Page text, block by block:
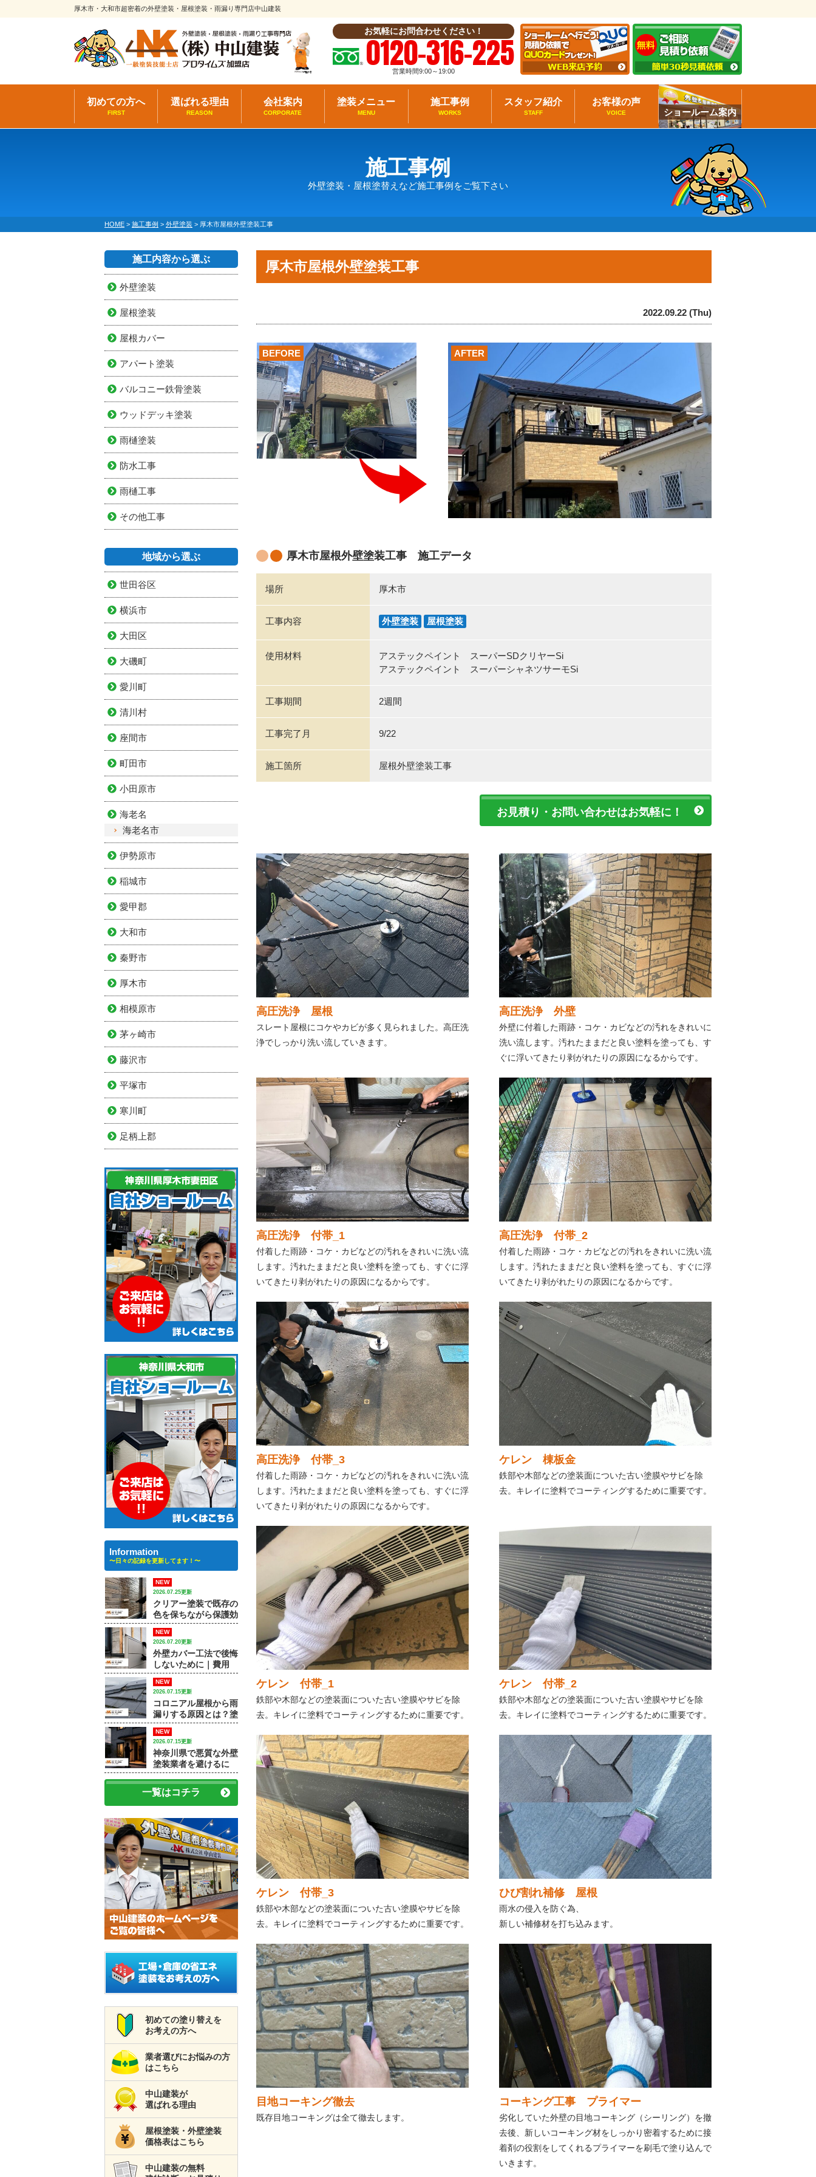
厚木市・大和市超密着の外壁塗装・屋根塗装・雨漏り専門店中山建装
お気軽にお問合わせください！
0120-316-225
営業時間9:00～19:00
初めての方へ
FIRST
選ばれる理由
REASON
会社案内
CORPORATE
塗装メニュー
MENU
施工事例
WORKS
スタッフ紹介
STAFF
お客様の声
VOICE ショールーム案内
施工事例
外壁塗装・屋根塗替えなど施工事例をご覧下さい
HOME > 施工事例 > 外壁塗装 > 厚木市屋根外壁塗装工事
厚木市屋根外壁塗装工事
2022.09.22 (Thu)
AFTER
BEFORE
厚木市屋根外壁塗装工事 施工データ
場所 厚木市
工事内容 外壁塗装 屋根塗装
使用材料
アステックペイント スーパーSDクリヤーSi
アステックペイント スーパーシャネツサーモSi
工事期間 2週間
工事完了月 9/22
施工箇所 屋根外壁塗装工事
お見積り・お問い合わせはお気軽に！
高圧洗浄 屋根
スレート屋根にコケやカビが多く見られました。高圧洗
浄でしっかり洗い流していきます。
高圧洗浄 外壁
外壁に付着した雨跡・コケ・カビなどの汚れをきれいに
洗い流します。汚れたままだと良い塗料を塗っても、す
ぐに浮いてきたり剥がれたりの原因になるからです。
高圧洗浄 付帯_1
付着した雨跡・コケ・カビなどの汚れをきれいに洗い流
します。汚れたままだと良い塗料を塗っても、すぐに浮
いてきたり剥がれたりの原因になるからです。
高圧洗浄 付帯_2
付着した雨跡・コケ・カビなどの汚れをきれいに洗い流
します。汚れたままだと良い塗料を塗っても、すぐに浮
いてきたり剥がれたりの原因になるからです。
高圧洗浄 付帯_3
付着した雨跡・コケ・カビなどの汚れをきれいに洗い流
します。汚れたままだと良い塗料を塗っても、すぐに浮
いてきたり剥がれたりの原因になるからです。
ケレン 棟板金
鉄部や木部などの塗装面についた古い塗膜やサビを除
去。キレイに塗料でコーティングするために重要です。
ケレン 付帯_1
鉄部や木部などの塗装面についた古い塗膜やサビを除
去。キレイに塗料でコーティングするために重要です。
ケレン 付帯_2
鉄部や木部などの塗装面についた古い塗膜やサビを除
去。キレイに塗料でコーティングするために重要です。
ケレン 付帯_3
鉄部や木部などの塗装面についた古い塗膜やサビを除
去。キレイに塗料でコーティングするために重要です。
ひび割れ補修 屋根
雨水の侵入を防ぐ為、
新しい補修材を打ち込みます。
目地コーキング徹去
既存目地コーキングは全て徹去します。
コーキング工事 プライマー
劣化していた外壁の目地コーキング（シーリング）を撤
去後、新しいコーキング材をしっかり密着するために接
着剤の役割をしてくれるプライマーを刷毛で塗り込んで
いきます。
施工内容から選ぶ
外壁塗装
屋根塗装
屋根カバー
アパート塗装
バルコニー鉄骨塗装
ウッドデッキ塗装
雨樋塗装
防水工事
雨樋工事
その他工事
地域から選ぶ
世田谷区
横浜市
大田区
大磯町
愛川町
清川村
座間市
町田市
小田原市
海老名
海老名市
伊勢原市
稲城市
愛甲郡
大和市
秦野市
厚木市
相模原市
茅ヶ崎市
藤沢市
平塚市
寒川町
足柄上郡
Information
〜日々の記録を更新してます！〜
NEW
2026.07.25更新
クリアー塗装で既存の
色を保ちながら保護効
果を高める方法｜【大
和市で外壁塗装・屋根
塗装をするなら中山建
装】
NEW
2026.07.20更新
外壁カバー工法で後悔
しないために｜費用
差・施工例・塗装との
違いを専門店が解説
NEW
2026.07.15更新
コロニアル屋根から雨
漏りする原因とは？塗
装で済むケースと屋根
修理が必要なケース
NEW
2026.07.15更新
神奈川県で悪質な外壁
塗装業者を避けるに
は？訪問販売・見積
書・保証で確認すべき
ポイント
一覧はコチラ
初めての塗り替えを
お考えの方へ
業者選びにお悩みの方
はこちら
中山建装が
選ばれる理由
屋根塗装・外壁塗装
価格表はこちら
中山建装の無料